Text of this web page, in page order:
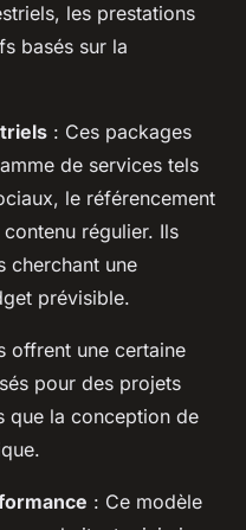
les prestations
basés sur la
: Ces packages
de services tels
le référencement
régulier. Ils
cherchant une
prévisible.
offrent une certaine
pour des projets
que la conception de
: Ce modèle